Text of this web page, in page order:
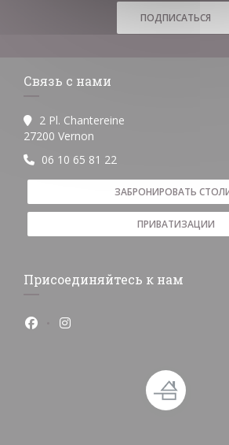
ПОДПИСАТЬСЯ
Связь с нами
2 Pl. Chantereine
27200 Vernon
06 10 65 81 22
ЗАБРОНИРОВАТЬ
ПРИВАТИЗАЦИИ
Присоединяйтесь к нам
Facebook ((открывается в новом
Instagram ((открывается в